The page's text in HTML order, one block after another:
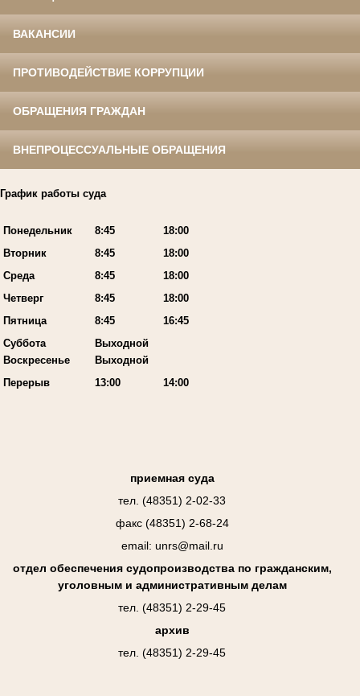
ВАКАНСИИ
ПРОТИВОДЕЙСТВИЕ КОРРУПЦИИ
ОБРАЩЕНИЯ ГРАЖДАН
ВНЕПРОЦЕССУАЛЬНЫЕ ОБРАЩЕНИЯ
График работы суда
Понедельник 8:45
18:00
Вторник
8:45
18:00
Среда
8:45
18:00
Четверг
8:45
18:00
Пятница
8:45
16:45
Суббота
Воскресенье
Выходной
Выходной
Перерыв
13:00 14:00
приемная суда
тел. (48351) 2-02-33
факс (48351) 2-68-24
email: unrs@mail.ru
отдел обеспечения судопроизводства по гражданским,
уголовным и административным делам
тел. (48351) 2-29-45
архив
тел. (48351) 2-29-45